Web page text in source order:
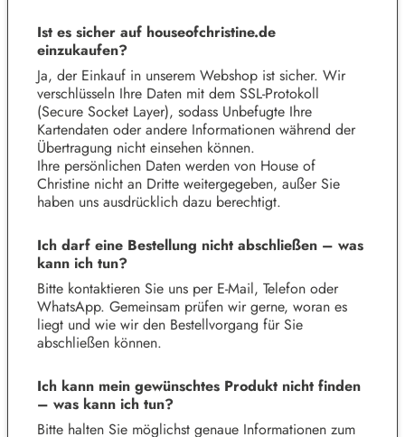
Ist es sicher auf houseofchristine.de
einzukaufen?
Ja, der Einkauf in unserem Webshop ist sicher. Wir
verschlüsseln Ihre Daten mit dem SSL-Protokoll
(Secure Socket Layer), sodass Unbefugte Ihre
Kartendaten oder andere Informationen während der
Übertragung nicht einsehen können.
Ihre persönlichen Daten werden von House of
Christine nicht an Dritte weitergegeben, außer Sie
haben uns ausdrücklich dazu berechtigt.
Ich darf eine Bestellung nicht abschließen – was
kann ich tun?
Bitte kontaktieren Sie uns per E-Mail, Telefon oder
WhatsApp. Gemeinsam prüfen wir gerne, woran es
liegt und wie wir den Bestellvorgang für Sie
abschließen können.
Ich kann mein gewünschtes Produkt nicht finden
– was kann ich tun?
Bitte halten Sie möglichst genaue Informationen zum